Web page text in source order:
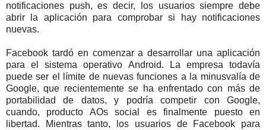
notificaciones push, es decir, los usuarios siempre debe
abrir la aplicación para comprobar si hay notificaciones
nuevas.
Facebook tardó en comenzar a desarrollar una aplicación
para el sistema operativo Android. La empresa todavía
puede ser el límite de nuevas funciones a la minusvalía de
Google, que recientemente se ha enfrentado con más de
portabilidad de datos, y podría competir con Google,
cuando, producto AOs social es finalmente puesto en
libertad. Mientras tanto, los usuarios de Facebook para